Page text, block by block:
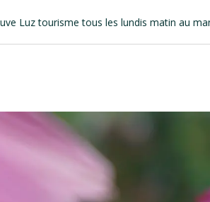
les lundis matin au marché !